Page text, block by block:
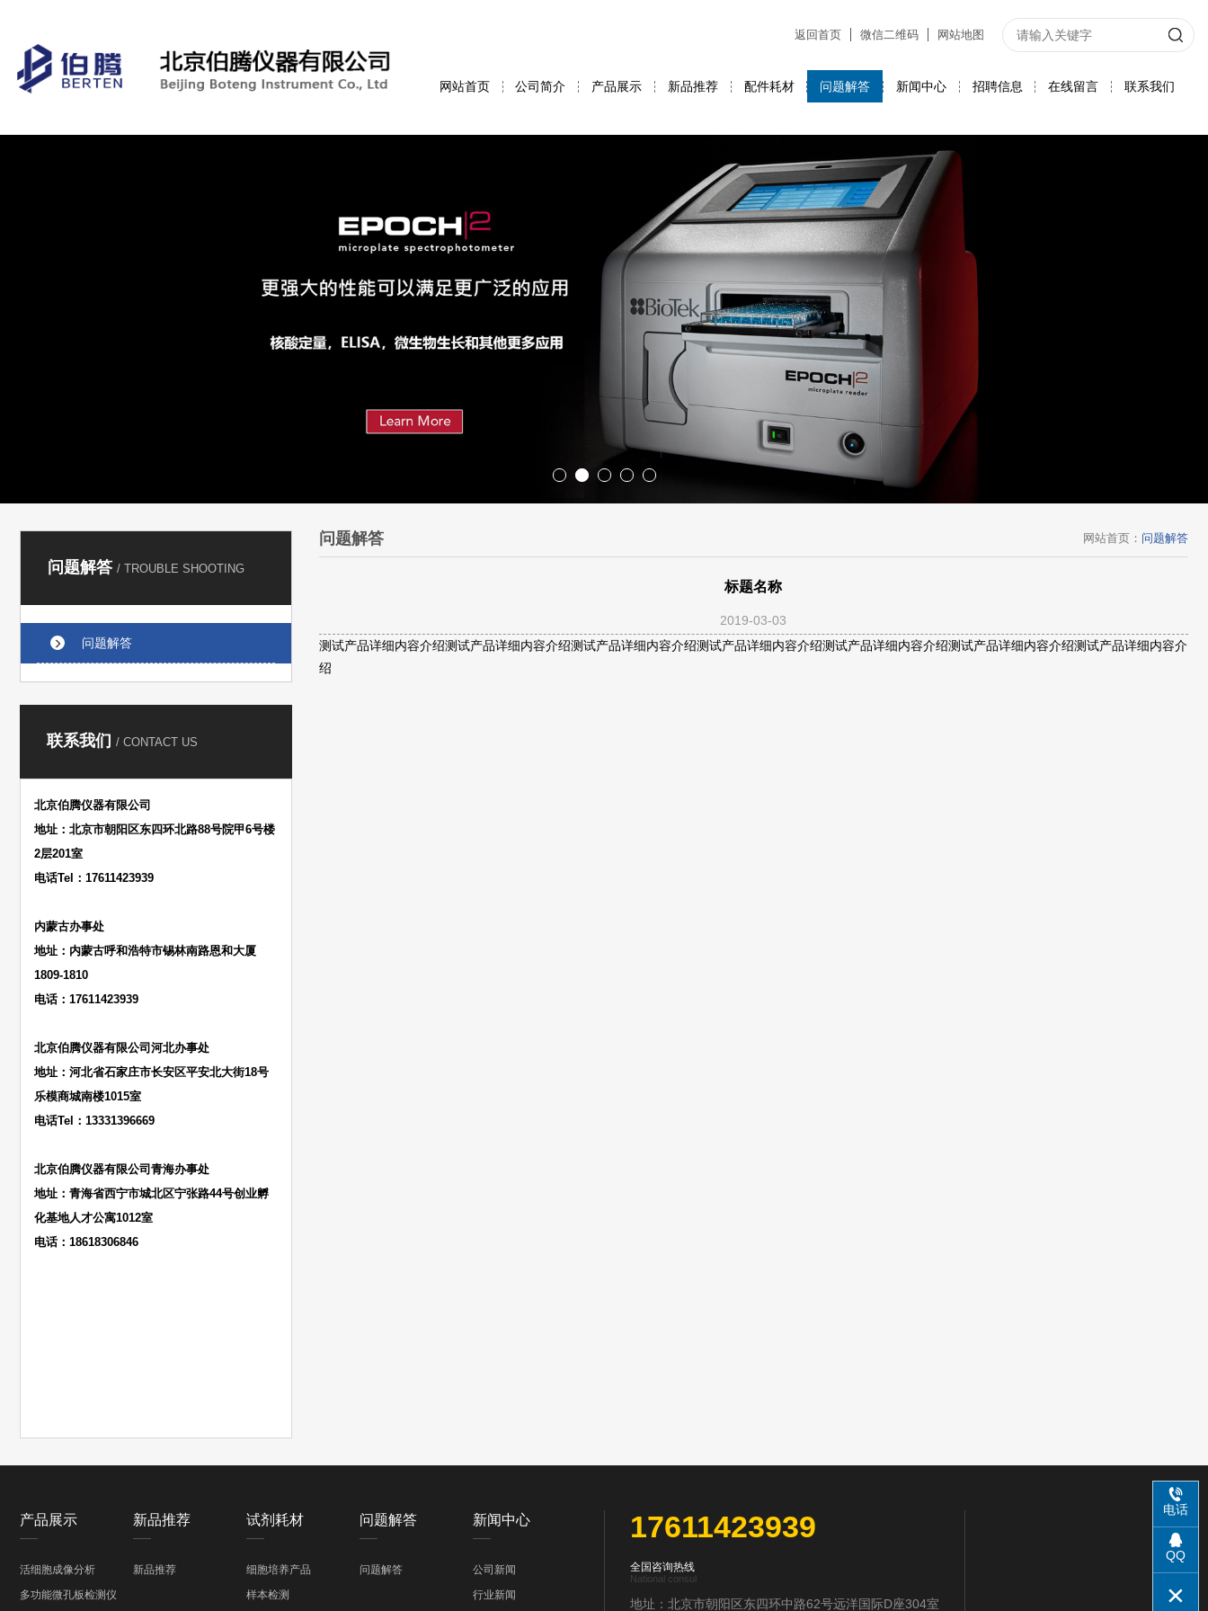
返回首页 微信二维码 网站地图
网站首页 公司简介 产品展示 新品推荐 配件耗材 问题解答 新闻中心 招聘信息 在线留言 联系我们
电话
QQ
问题解答 / TROUBLE SHOOTING
问题解答
联系我们 / CONTACT US
北京伯腾仪器有限公司
地址：北京市朝阳区东四环北路88号院甲6号楼
2层201室
电话Tel：17611423939
内蒙古办事处
地址：内蒙古呼和浩特市锡林南路恩和大厦
1809-1810
电话：17611423939
北京伯腾仪器有限公司河北办事处
地址：河北省石家庄市长安区平安北大街18号
乐模商城南楼1015室
电话Tel：13331396669
北京伯腾仪器有限公司青海办事处
地址：青海省西宁市城北区宁张路44号创业孵
化基地人才公寓1012室
电话：18618306846
问题解答 网站首页 ： 问题解答
标题名称
2019-03-03
测试产品详细内容介绍测试产品详细内容介绍测试产品详细内容介绍测试产品详细内容介绍测试产品详细内容介绍测试产品详细内容介绍测试产品详细内容介
绍
产品展示
活细胞成像分析
多功能微孔板检测仪
新品推荐
新品推荐
试剂耗材
细胞培养产品
样本检测
问题解答
问题解答
新闻中心
公司新闻
行业新闻
17611423939
全国咨询热线
National consul
地址：北京市朝阳区东四环中路62号远洋国际D座304室